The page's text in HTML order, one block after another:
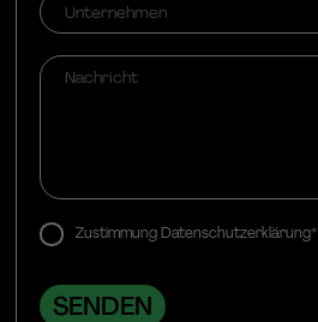
Zustimmung Datenschutzerklärung*